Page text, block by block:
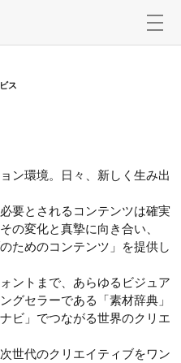
ス
ン環境。日々、新しく生み出
要とされるコンテンツは確実
の変化と真摯に向き合い、
ためのコンテンツ」を提供し
ントまで、あらゆるビジュア
グセラーである「素材辞典」
ビ」でつながる世界のクリエ
世代のクリエイティブをワン